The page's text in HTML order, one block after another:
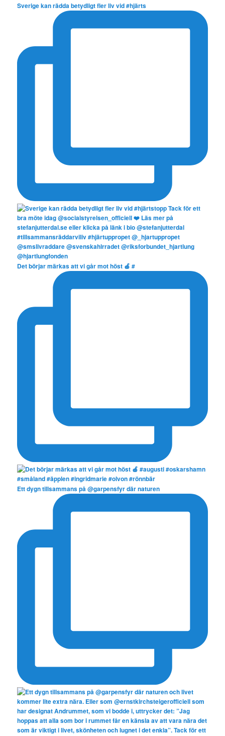
Sverige kan rädda betydligt fler liv vid #hjärts
Det börjar märkas att vi går mot höst 🍎 #
Ett dygn tillsammans på @garpensfyr där naturen